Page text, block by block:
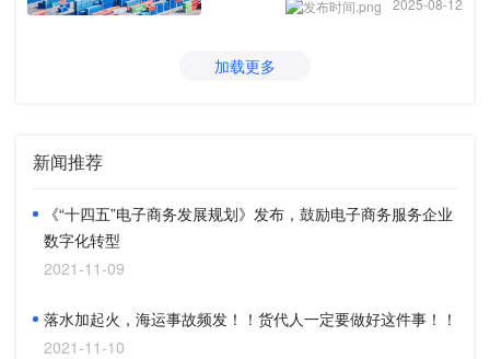
搬运耗力易错\多平台订单管理混乱\库存不准引发客
现人均发货800单以上,覆盖100+国家.
2025-08-12
加载更多
新闻推荐
《“十四五”电子商务发展规划》发布，鼓励电子商务服务企业
数字化转型
2021-11-09
落水加起火，海运事故频发！！货代人一定要做好这件事！！
2021-11-10